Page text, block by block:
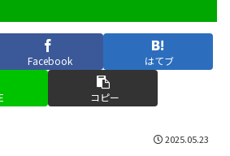
Facebook はてブ
コピー
2025.05.23